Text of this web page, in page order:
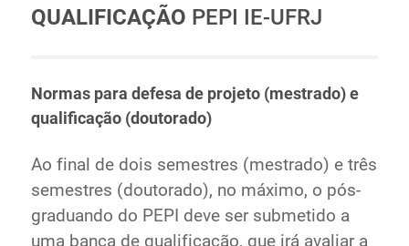
QUALIFICAÇÃO PEPI IE-UFRJ
Normas para defesa de projeto (mestrado) e
qualificação (doutorado)
Ao final de dois semestres (mestrado) e três
semestres (doutorado), no máximo, o pós-
graduando do PEPI deve ser submetido a
uma banca de qualificação, que irá avaliar a